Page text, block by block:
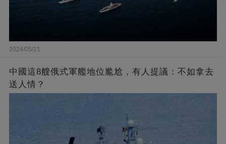
2024/05/21
中國這8艘俄式軍艦地位尷尬，有人提議：不如拿去
送人情？